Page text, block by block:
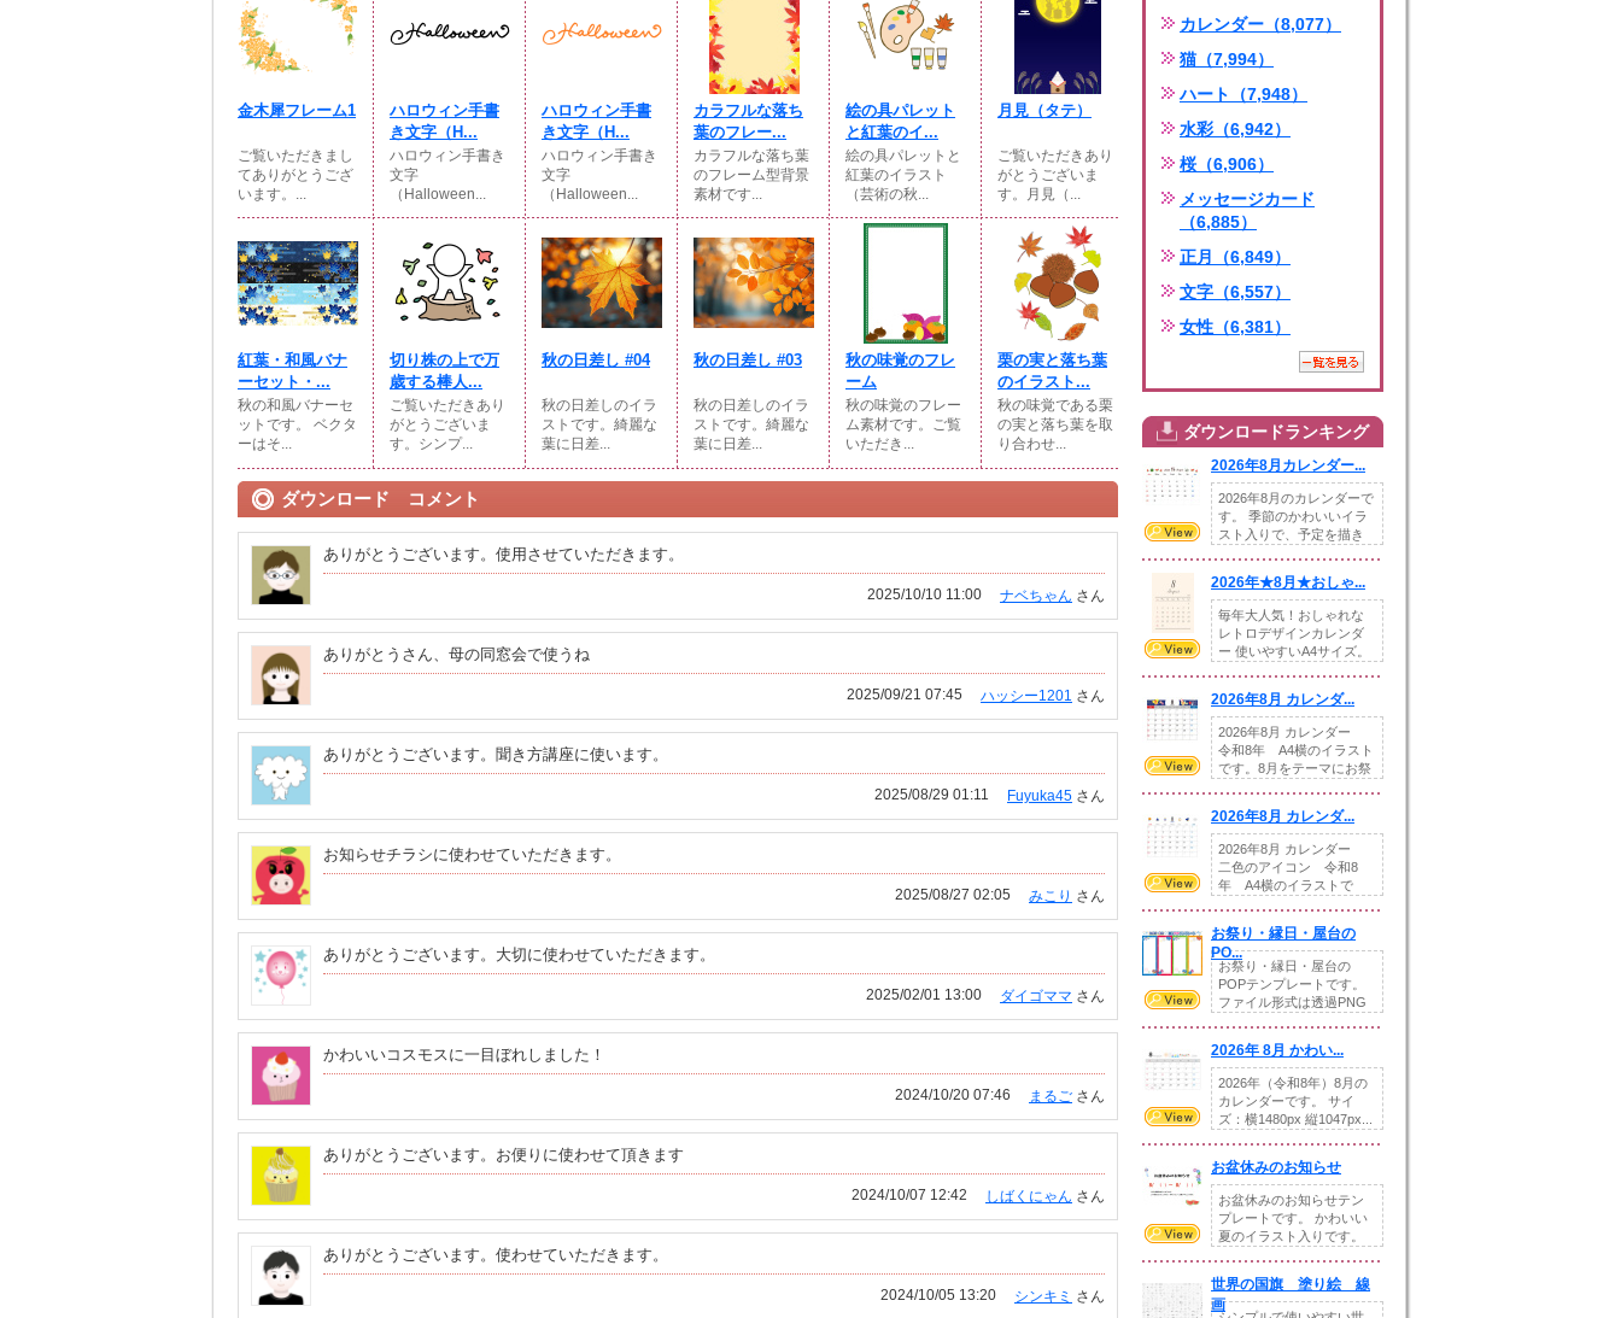
金木犀フレーム1
ご覧いただきまし
てありがとうござ
います。...
ハロウィン手書
き文字（H...
ハロウィン手書き
文字
（Halloween...
ハロウィン手書
き文字（H...
ハロウィン手書き
文字
（Halloween...
カラフルな落ち
葉のフレー...
カラフルな落ち葉
のフレーム型背景
素材です...
絵の具パレット
と紅葉のイ...
絵の具パレットと
紅葉のイラスト
（芸術の秋...
月見（タテ）
ご覧いただきあり
がとうございま
す。月見（...
紅葉・和風バナ
ーセット・...
秋の和風バナーセ
ットです。 ベクタ
ーはそ...
切り株の上で万
歳する棒人...
ご覧いただきあり
がとうございま
す。シンプ...
秋の日差し #04
秋の日差しのイラ
ストです。綺麗な
葉に日差...
秋の日差し #03
秋の日差しのイラ
ストです。綺麗な
葉に日差...
秋の味覚のフレ
ーム
秋の味覚のフレー
ム素材です。ご覧
いただき...
栗の実と落ち葉
のイラスト...
秋の味覚である栗
の実と落ち葉を取
り合わせ...
ダウンロード コメント
ありがとうございます。使用させていただきます。
ナベちゃん さん
2025/10/10 11:00
ありがとうさん、母の同窓会で使うね
ハッシー1201 さん
2025/09/21 07:45
ありがとうございます。聞き方講座に使います。
Fuyuka45 さん
2025/08/29 01:11
お知らせチラシに使わせていただきます。
みこり さん
2025/08/27 02:05
ありがとうございます。大切に使わせていただきます。
ダイゴママ さん
2025/02/01 13:00
かわいいコスモスに一目ぼれしました！
まるご さん
2024/10/20 07:46
ありがとうございます。お便りに使わせて頂きます
しばくにゃん さん
2024/10/07 12:42
ありがとうございます。使わせていただきます。
シンキミ さん
2024/10/05 13:20
カレンダー（8,077）
猫（7,994）
ハート（7,948）
水彩（6,942）
桜（6,906）
メッセージカード
（6,885）
正月（6,849）
文字（6,557）
女性（6,381）
ダウンロードランキング
2026年8月カレンダー...
2026年8月のカレンダーで
す。 季節のかわいいイラ
スト入りで、予定を描き
2026年★8月★おしゃ...
毎年大人気！おしゃれな
レトロデザインカレンダ
ー 使いやすいA4サイズ。
2026年8月 カレンダ...
2026年8月 カレンダー
令和8年 A4横のイラスト
です。8月をテーマにお祭
2026年8月 カレンダ...
2026年8月 カレンダー
二色のアイコン 令和8
年 A4横のイラストで
お祭り・縁日・屋台の
PO...
お祭り・縁日・屋台の
POPテンプレートです。
ファイル形式は透過PNG
2026年 8月 かわい...
2026年（令和8年）8月の
カレンダーです。 サイ
ズ：横1480px 縦1047px...
お盆休みのお知らせ
お盆休みのお知らせテン
プレートです。 かわいい
夏のイラスト入りです。
世界の国旗 塗り絵 線
画